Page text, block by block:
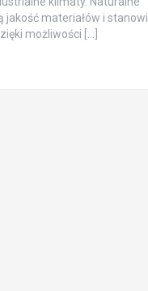
jakość materiałów i stanowi
możliwości […]